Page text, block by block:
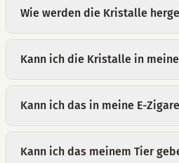
Wie werden die Kristalle
Kann ich die Kristalle in
Kann ich das in meine E-
Kann ich das meinem Tier